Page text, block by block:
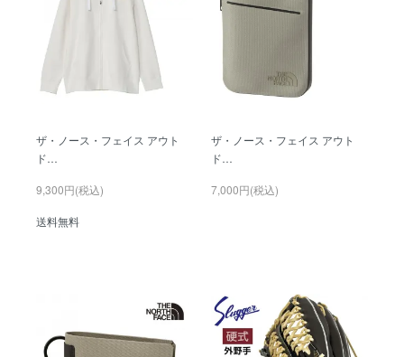
ザ・ノース・フェイス アウト
ド…
9,300円(税込)
送料無料
ザ・ノース・フェイス アウト
ド…
7,000円(税込)